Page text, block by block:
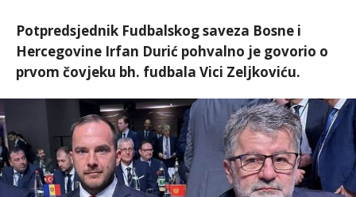
Potpredsjednik Fudbalskog saveza Bosne i
Hercegovine Irfan Durić pohvalno je govorio o
prvom čovjeku bh. fudbala Vici Zeljkoviću.